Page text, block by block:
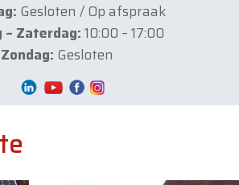
Gesloten / Op afspraak
– Zaterdag:10:00 – 17:00
Zondag: Gesloten